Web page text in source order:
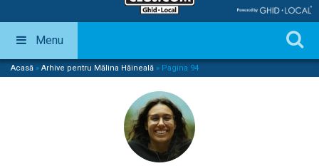
Menu
Acasă » Arhive pentru Mălina Hăineală » Pagina 94